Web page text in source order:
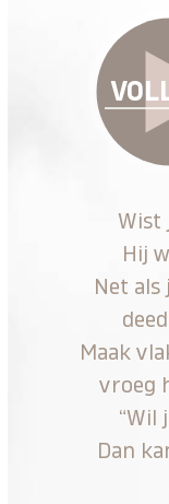
Wist
Hij
Net als
Maak
vroeg
“Wil
Dan